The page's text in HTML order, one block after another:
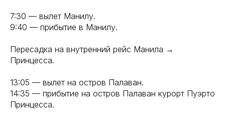
7:30 — вылет Манилу.
9:40 — прибытие в Манилу.
Пересадка на внутренний рейс Манила →
Принцесса.
13:05 — вылет на остров Палаван.
14:35 — прибытие на остров Палаван курорт Пуэрто
Принцесса.